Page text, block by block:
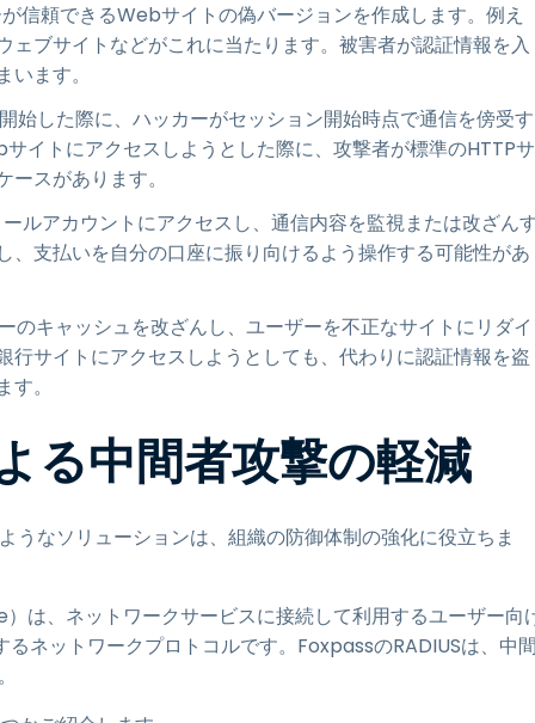
信頼できるWebサイトの偽バージョンを作成します。例え
ブサイトなどがこれに当たります。被害者が認証情報を入
ます。
始した際に、ハッカーがセッション開始時点で通信を傍受す
イトにアクセスしようとした際に、攻撃者が標準のHTTPサ
スがあります。
ルアカウントにアクセスし、通信内容を監視または改ざん
支払いを自分の口座に振り向けるよう操作する可能性があ
のキャッシュを改ざんし、ユーザーを不正なサイトにリダイ
サイトにアクセスしようとしても、代わりに認証情報を盗
。
る中間者攻撃の軽減
うなソリューションは、組織の防御体制の強化に役立ちま
、ネットワークサービスに接続して利用するユーザー向
ネットワークプロトコルです。FoxpassのRADIUSは、中間